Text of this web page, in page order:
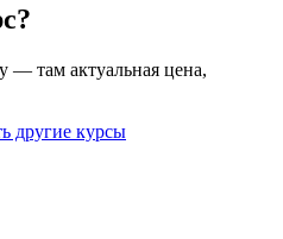
— там актуальная цена,
другие курсы